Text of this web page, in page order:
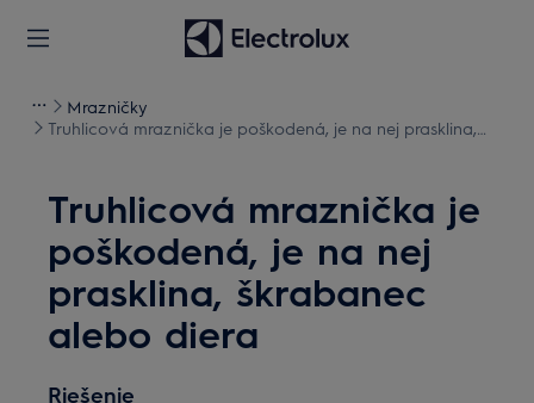
Mrazničky
Truhlicová mraznička je poškodená, je na nej prasklina,
Truhlicová mraznička je
poškodená, je na nej
prasklina, škrabanec
alebo diera
Riešenie